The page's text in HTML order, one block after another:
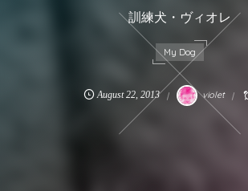
訓練犬・ヴィオレ
My Dog
August 22, 2013 violet